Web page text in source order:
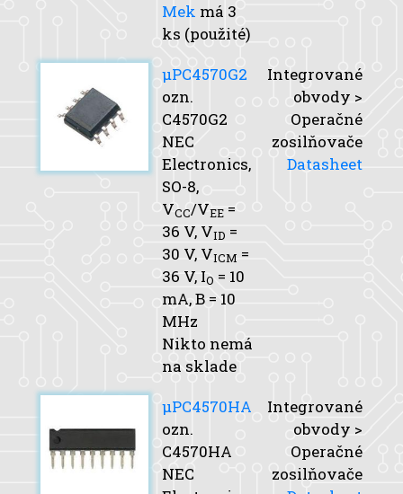
Mek má 3
ks (použité)
μPC4570G2
ozn.
C4570G2
NEC
Electronics,
SO-8,
VCC/VEE =
36 V, VID =
30 V, VICM =
36 V, IO = 10
mA,B = 10
MHz
Nikto nemá
na sklade
Integrované
obvody >
Operačné
zosilňovače
Datasheet
μPC4570HA
ozn.
C4570HA
NEC
Integrované
obvody >
Operačné
zosilňovače